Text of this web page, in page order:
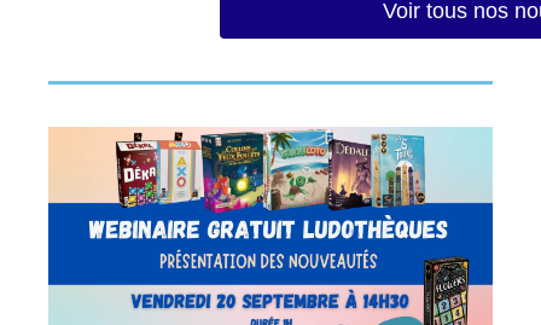
Voir tous nos